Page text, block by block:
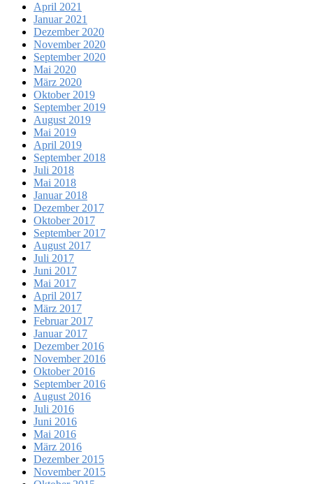
April 2021
Januar 2021
Dezember 2020
November 2020
September 2020
Mai 2020
März 2020
Oktober 2019
September 2019
August 2019
Mai 2019
April 2019
September 2018
Juli 2018
Mai 2018
Januar 2018
Dezember 2017
Oktober 2017
September 2017
August 2017
Juli 2017
Juni 2017
Mai 2017
April 2017
März 2017
Februar 2017
Januar 2017
Dezember 2016
November 2016
Oktober 2016
September 2016
August 2016
Juli 2016
Juni 2016
Mai 2016
März 2016
Dezember 2015
November 2015